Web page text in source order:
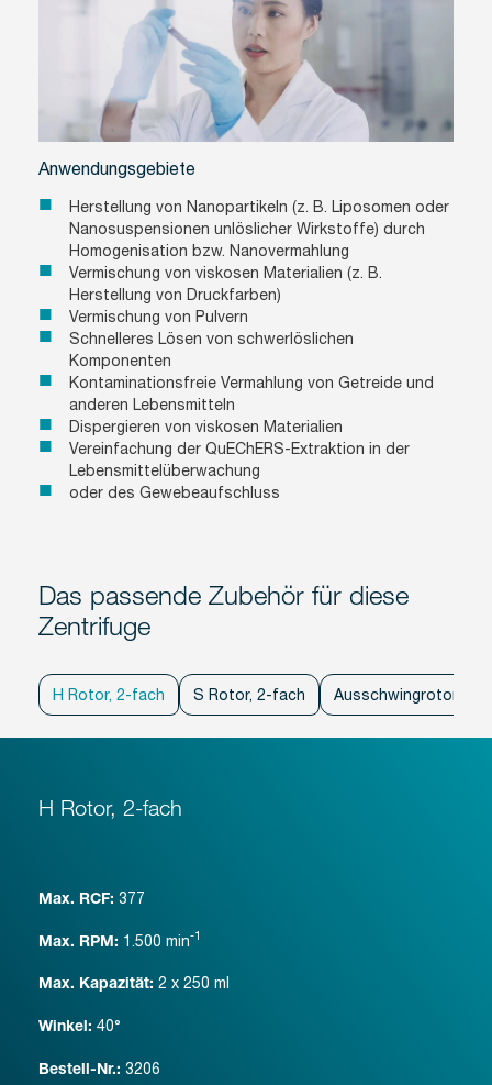
Anwendungsgebiete
Herstellung von Nanopartikeln (z. B. Liposomen oder
Nanosuspensionen unlöslicher Wirkstoffe) durch
Homogenisation bzw. Nanovermahlung
Vermischung von viskosen Materialien (z. B.
Herstellung von Druckfarben)
Vermischung von Pulvern
Schnelleres Lösen von schwerlöslichen
Komponenten
Kontaminationsfreie Vermahlung von Getreide und
anderen Lebensmitteln
Dispergieren von viskosen Materialien
Vereinfachung der QuEChERS-Extraktion in der
Lebensmittelüberwachung
oder des Gewebeaufschluss
Das passende Zubehör für diese
Zentrifuge
H Rotor, 2-fach S Rotor, 2-fach Ausschwingrotor, 4-
H Rotor, 2-fach
Max. RCF: 377
Max. RPM: 1.500 min-1
Max. Kapazität: 2 x 250 ml
Winkel: 40°
Bestell-Nr.: 3206